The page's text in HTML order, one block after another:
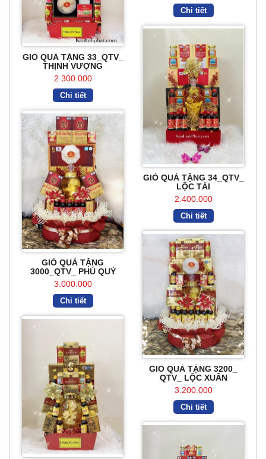
Chi tiết
GIỎ QUÀ TẶNG 33_QTV_
THỊNH VƯỢNG
2.300.000
Chi tiết
GIỎ QUÀ TẶNG 34_QTV_
LỘC TÀI
2.400.000
Chi tiết
GIỎ QUÀ TẶNG
3000_QTV_ PHÚ QUÝ
3.000.000
Chi tiết
GIỎ QUÀ TẶNG 3200_
QTV_ LỘC XUÂN
3.200.000
Chi tiết